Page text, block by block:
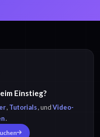
Einstieg?
, Tutorials, undVideo-
.